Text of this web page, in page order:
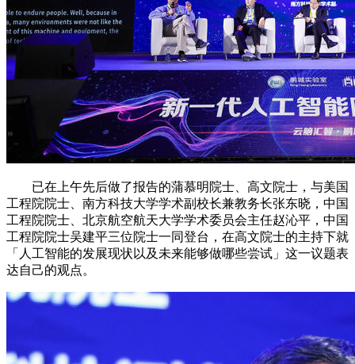
已在上午先后做了报告的蒲慕明院士、高文院士，与美国
工程院院士、南方科技大学学术副校长兼教务长张东晓，中国
工程院院士、北京航空航天大学学术委员会主任赵沁平，中国
工程院院士吴建平三位院士一同登台，在高文院士的主持下就
「人工智能的发展现状以及未来能够做哪些尝试」这一议题表
达自己的观点。